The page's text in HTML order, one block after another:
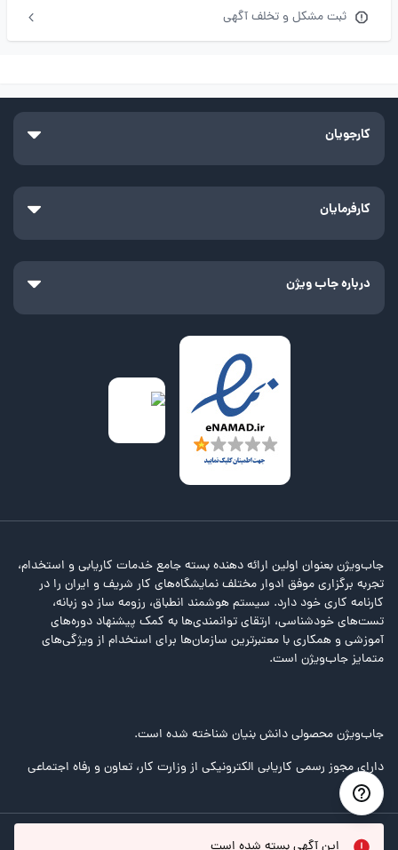
ثبت مشکل و تخلف آگهی
کارجویان
کارفرمایان
درباره جاب ویژن
جاب‌ویژن بعنوان اولین ارائه دهنده بسته جامع خدمات کاریابی و استخدام،
تجربه برگزاری موفق ادوار مختلف نمایشگاه‌های کار شریف و ایران را در
کارنامه کاری خود دارد. سیستم هوشمند انطباق، رزومه ساز دو زبانه،
تست‌های خودشناسی، ارتقای توانمندی‌ها به کمک پیشنهاد دوره‌های
آموزشی و همکاری با معتبرترین سازمان‌ها برای استخدام از ویژگی‌های
متمایز جاب‌ویژن است.
جاب‌ویژن محصولی دانش بنیان شناخته شده است.
دارای مجوز رسمی کاریابی الکترونیکی از وزارت کار، تعاون و رفاه اجتماعی